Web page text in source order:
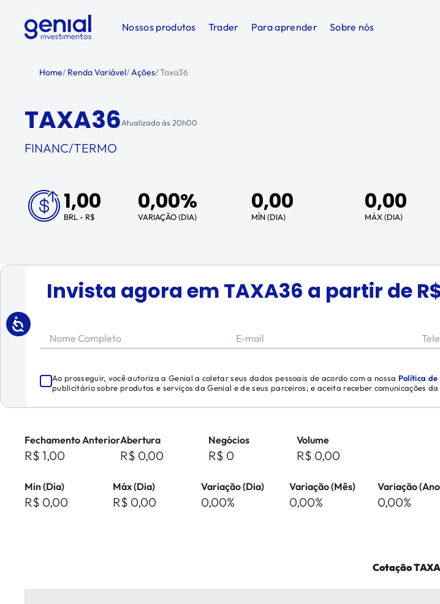
Nossos produtos Trader Para aprender Sobre nós
Home/ Renda Variável/Ações/Taxa36
TAXA36Atualizado às 20h00
FINANC/TERMO
1,00
BRL - R$
0,00%
VARIAÇÃO (DIA)
0,00
MÍN (DIA)
0,00
MÁX (DIA)
Invista agora em TAXA36 a partir de
Nome Completo E-mail
Ao prosseguir, você autoriza a Genial a coletar seus dados pessoais de acordo com a nossa Política
publicitário sobre produtos e serviços da Genial e de seus parceiros; e aceita receber comunicações
Fechamento Anterior
R$ 1,00
Abertura
R$ 0,00
Negócios
R$ 0
Volume
R$ 0,00
Min (Dia)
R$ 0,00
Máx (Dia)
R$ 0,00
Variação (Dia)
0,00%
Variação (Mês)
0,00%
Variação
0,00%
Cotação